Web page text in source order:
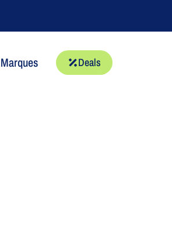
Marques Deals